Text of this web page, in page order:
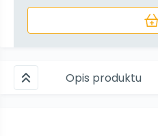
Opis produktu